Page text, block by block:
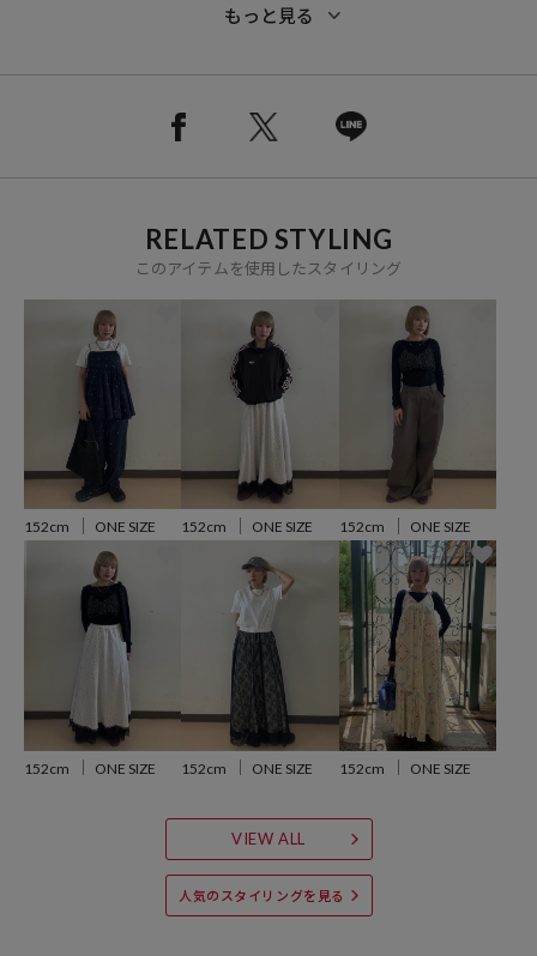
※掲載画像の商品の色味は、屋外や屋内の光の照射や角度により実物
※着用、お取り扱いの際は、商品についている品質表示とアテンショ
ンタグを必ずご確認下さい。
参考価格
円（2026年3月27日時点）
※「参考価格」とは、Daytona Parkにおける対象商品の通常販売（先
行予約・先行割引は含まれません）開始時点の価格です。
ブランド説明
【FREAK'S STORE/フリークスストア】
「アメリカの豊かさとワクワク・ドキドキを日本に伝えたい」という
想いからスタート。
1986年の創業以来、洋服を中心に、カルチャーやアートなど自分たち
が本当に良いと思うものをセレクト。積極的に楽しむ生活体験者＝フ
リークとして、豊かなライフスタイルの楽しみ方をリアルに提案する
セレクトショップ。
もっと見る
RELATED STYLING
このアイテムを使用したスタイリング
152cm ONE SIZE 152cm ONE SIZE 152cm ONE SIZE
152cm ONE SIZE 152cm ONE SIZE 152cm ONE SIZE
VIEW ALL
人気のスタイリングを見る